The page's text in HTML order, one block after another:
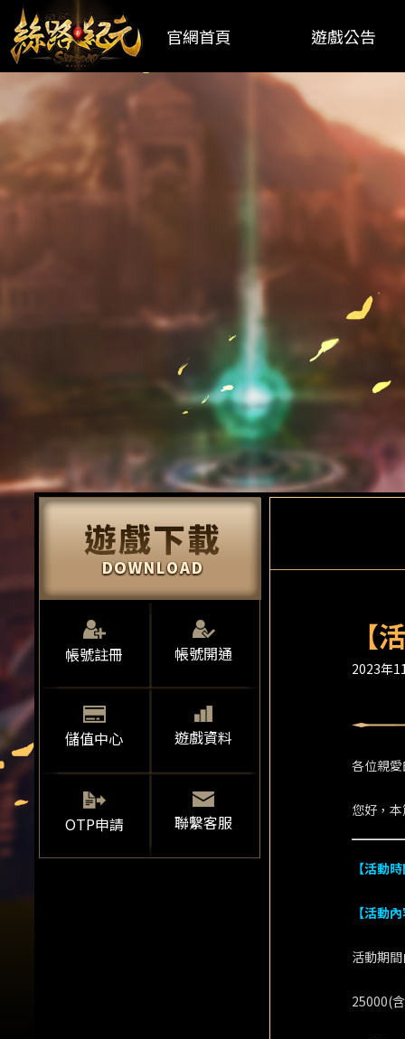
官網首頁 遊戲公告
帳號註冊 帳號開通
儲值中心 遊戲資料
OTP申請 聯繫客服
【
2023年
各位親
您好，
【活動
【活動
活動期
25000(